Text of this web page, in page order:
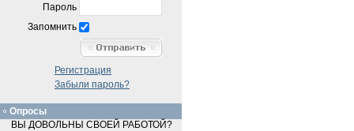
Пароль
Запомнить
Регистрация
Забыли пароль?
Опросы
ВЫ ДОВОЛЬНЫ СВОЕЙ РАБОТОЙ?